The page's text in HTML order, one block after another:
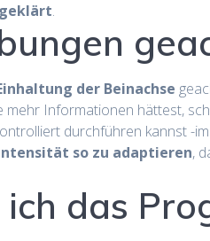
.
der Beinachse
mehr Informationen hättest,
durchführen kannst -
so zu adaptieren,
das